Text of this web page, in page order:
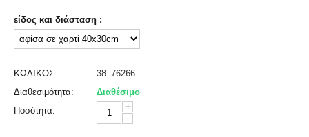
είδος και διάσταση :
ΚΩΔΙΚΟΣ:
38_76266
Διαθεσιμότητα:
Διαθέσιμο
Ποσότητα:
+
−